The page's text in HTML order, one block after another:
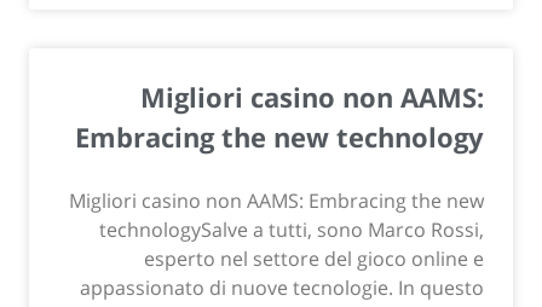
Migliori casino non AAMS:
Embracing the new technology
Migliori casino non AAMS: Embracing the new
technologySalve a tutti, sono Marco Rossi,
esperto nel settore del gioco online e
appassionato di nuove tecnologie. In questo